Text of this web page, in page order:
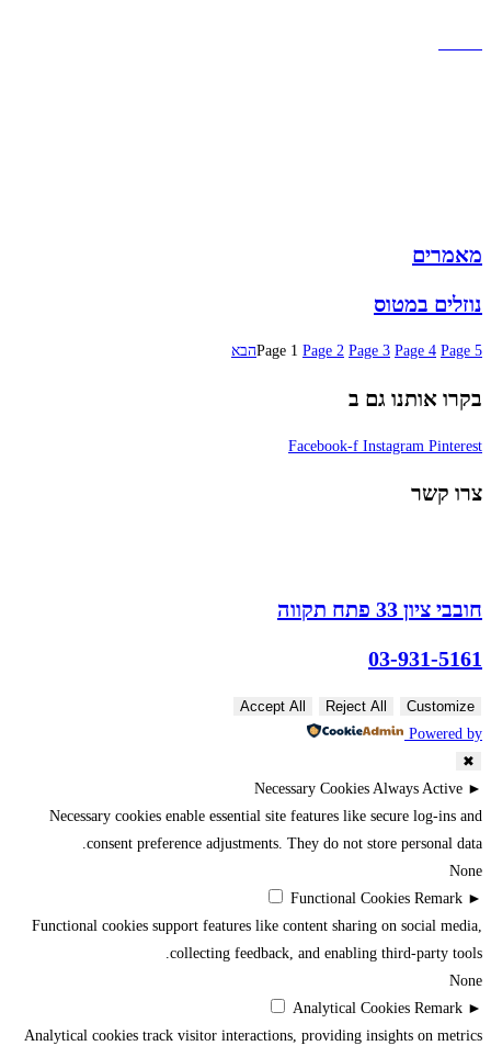
מאמרים
נוזלים במטוס
Page 1 Page 2 Page 3 Page 4 Page 5 הבא
בקרו אותנו גם ב
Facebook-f Instagram Pinterest
צרו קשר
חובבי ציון 33 פתח תקווה
03-931-5161
Customize
Reject All
Accept All
Powered by
✖
►
Necessary Cookies Always Active
Necessary cookies enable essential site features like secure log-ins and
consent preference adjustments. They do not store personal data.
None
►
Functional Cookies Remark
Functional cookies support features like content sharing on social media,
collecting feedback, and enabling third-party tools.
None
►
Analytical Cookies Remark
Analytical cookies track visitor interactions, providing insights on metrics